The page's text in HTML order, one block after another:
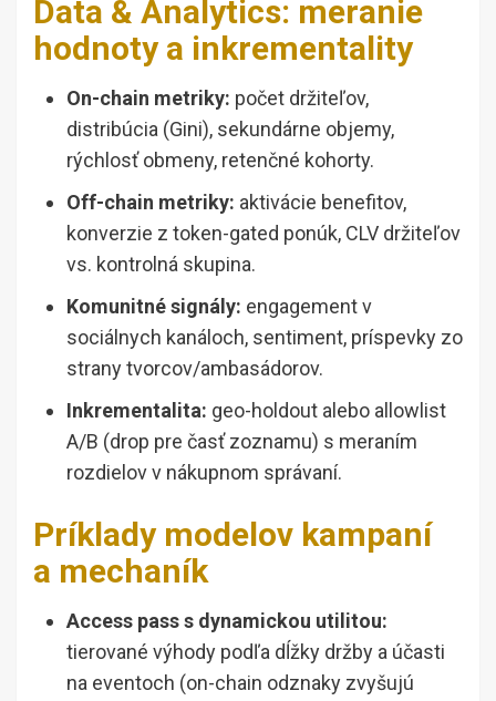
Data & Analytics: meranie
hodnoty a inkrementality
On-chain metriky: počet držiteľov,
distribúcia (Gini), sekundárne objemy,
rýchlosť obmeny, retenčné kohorty.
Off-chain metriky: aktivácie benefitov,
konverzie z token-gated ponúk, CLV držiteľov
vs. kontrolná skupina.
Komunitné signály: engagement v
sociálnych kanáloch, sentiment, príspevky zo
strany tvorcov/ambasádorov.
Inkrementalita: geo-holdout alebo allowlist
A/B (drop pre časť zoznamu) s meraním
rozdielov v nákupnom správaní.
Príklady modelov kampaní
a mechaník
Access pass s dynamickou utilitou:
tierované výhody podľa dĺžky držby a účasti
na eventoch (on-chain odznaky zvyšujú